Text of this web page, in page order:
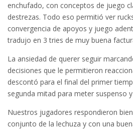
enchufado, con conceptos de juego
destrezas. Todo eso permitió ver
convergencia de apoyos y juego
tradujo en 3 tries de muy buena
La ansiedad de querer seguir
decisiones que le permitieron
descontó para el final del primer
segunda mitad para meter suspenso
Nuestros jugadores respondieron
conjunto de la lechuza y con una